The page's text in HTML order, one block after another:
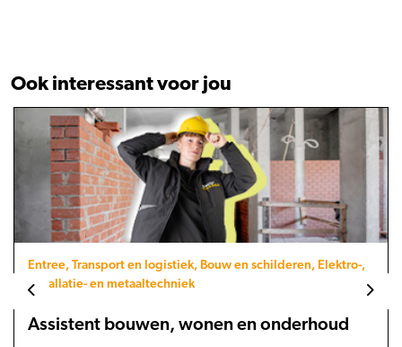
Ook interessant voor jou
Entree, Transport en logistiek, Bouw en schilderen, Elektro-,
installatie- en metaaltechniek
Assistent bouwen, wonen en onderhoud